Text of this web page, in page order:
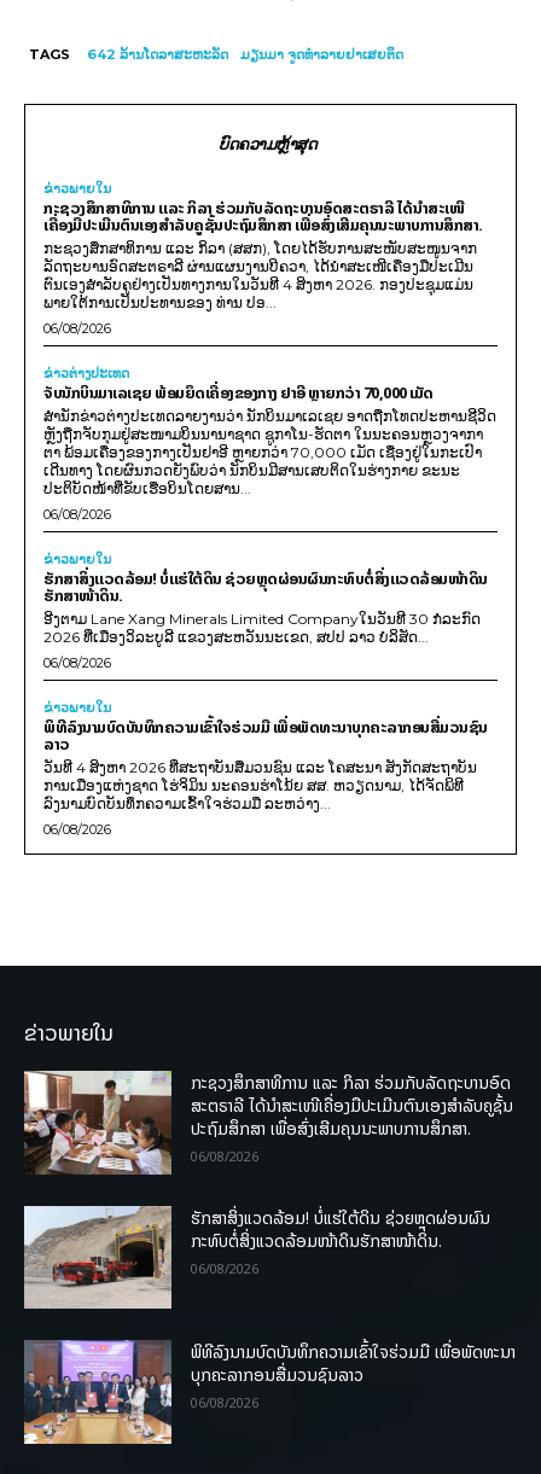
TAGS 642 ລ້ານໂດລາສະຫະລັດ ມຽນມາ ຈູດທຳລາຍຢາເສຍຕິດ
ບົດຄວາມຫຼ້າສຸດ
ຂ່າວພາຍ​ໃນ
ກະຊວງສຶກສາທິການ ແລະ ກິລາ ຮ່ວມກັບລັດຖະບານອົດສະຕຣາລີ ໄດ້ນຳສະເໜີ
ເຄື່ອງມືປະເມີນຕົນເອງສຳລັບຄູຊັ້ນປະຖົມສຶກສາ ເພື່ອສົ່ງເສີມຄຸນນະພາບການສຶກສາ.
ກະຊວງສຶກສາທິການ ແລະ ກິລາ (ສສກ), ໂດຍໄດ້ຮັບການສະໜັບສະໜູນຈາກ
ລັດຖະບານອົດສະຕຣາລີ ຜ່ານແຜນງານບີຄວາ, ໄດ້ນຳສະເໜີເຄື່ອງມືປະເມີນ
ຕົນເອງສຳລັບຄູຢ່າງເປັນທາງການໃນວັນທີ 4 ສິງຫາ 2026. ກອງປະຊຸມແມ່ນ
ພາຍໃຕ້ການເປັນປະທານຂອງ ທ່ານ ປອ...
06/08/2026
ຂ່າວຕ່າງປະເທດ
ຈັບນັກບິນມາເລເຊຍ ພ້ອມຍຶດເຄື່ອງຂອງກາງ ຢາອີ ຫຼາຍກວ່າ 70,000 ເມັດ
ສຳນັກຂ່າວຕ່າງປະເທດລາຍງານວ່າ ນັກບິນມາເລເຊຍ ອາດຖືກໂທດປະຫານຊີວິດ
ຫຼັງຖືກຈັບກຸມຢູ່ສະໜາມບິນນານາຊາດ ຊູກາໂນ-ຮັດຕາ ໃນນະຄອນຫຼວງຈາກາ
ຕາ ພ້ອມເຄື່ອງຂອງກາງເປັນຢາອີ ຫຼາຍກວ່າ 70,000 ເມັດ ເຊື່ອງຢູ່ໃນກະເປົາ
ເດີນທາງ ໂດຍຜົນກວດຍັງພົບວ່າ ນັກບິນມີສານເສບຕິດໃນຮ່າງກາຍ ຂະນະ
ປະຕິບັດໜ້າທີ່ຂັບເຮືອບິນໂດຍສານ...
06/08/2026
ຂ່າວພາຍ​ໃນ
ຮັກສາສິ່ງແວດລ້ອມ! ບໍ່ແຮ່ໃຕ້ດິນ ຊ່ວຍຫຼຸດຜ່ອນຜົນກະທົບຕໍ່ສິ່ງແວດລ້ອມໜ້າດິນ
ຮັກສາໜ້າດິນ.
ອີງຕາມ Lane Xang Minerals Limited Companyໃນວັນທີ 30 ກໍລະກົດ
2026 ທີ່ເມືອງວິລະບູລີ ແຂວງສະຫວັນນະເຂດ, ສປປ ລາວ ບໍລິສັດ...
06/08/2026
ຂ່າວພາຍ​ໃນ
ພິທີລົງນາມບົດບັນທຶກຄວາມເຂົ້າໃຈຮ່ວມມື ເພື່ອພັດທະນາບຸກຄະລາກອນສື່ມວນຊົນ
ລາວ
ວັນທີ 4 ສິງຫາ 2026 ທີ່ສະຖາບັນສື່ມວນຊົນ ແລະ ໂຄສະນາ ສັງກັດສະຖາບັນ
ການເມືອງແຫ່ງຊາດ ໂຮ່ຈິມິນ ນະຄອນຮ່າໂນ້ຍ ສສ. ຫວຽດນາມ, ໄດ້ຈັດພິທີ
ລົງນາມບົດບັນທຶກຄວາມເຂົ້າໃຈຮ່ວມມື ລະຫວ່າງ...
06/08/2026
ຂ່າວພາຍໃນ
ກະຊວງສຶກສາທິການ ແລະ ກິລາ ຮ່ວມກັບລັດຖະບານອົດ
ສະຕຣາລີ ໄດ້ນຳສະເໜີເຄື່ອງມືປະເມີນຕົນເອງສຳລັບຄູຊັ້ນ
ປະຖົມສຶກສາ ເພື່ອສົ່ງເສີມຄຸນນະພາບການສຶກສາ.
06/08/2026
ຮັກສາສິ່ງແວດລ້ອມ! ບໍ່ແຮ່ໃຕ້ດິນ ຊ່ວຍຫຼຸດຜ່ອນຜົນ
ກະທົບຕໍ່ສິ່ງແວດລ້ອມໜ້າດິນຮັກສາໜ້າດິນ.
06/08/2026
ພິທີລົງນາມບົດບັນທຶກຄວາມເຂົ້າໃຈຮ່ວມມື ເພື່ອພັດທະນາ
ບຸກຄະລາກອນສື່ມວນຊົນລາວ
06/08/2026